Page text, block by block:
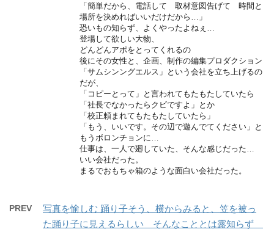
「簡単だから、電話して 取材意図告げて 時間と
場所を決めればいいだけだから…」
恐いもの知らず、よくやったよねぇ…
登場して欲しい大物、
どんどんアポをとってくれるの
後にその女性と、企画、制作の編集プロダクション
「サムシンングエルス」という会社を立ち上げるの
だが、
「コピーとって」と言われてもたもたしていたら
「社長でなかったらクビですよ」とか
「校正頼まれてもたもたしていたら」
「もう、いいです。その辺で遊んでてください」と
もうボロンチョンに…
仕事は、一人で廻していた、そんな感じだった…
いい会社だった。
まるでおもちゃ箱のような面白い会社だった。
PREV
写真を愉しむ 踊り子そう、横からみると、笠を被っ
た踊り子に見えるらしい そんなこととは露知らず